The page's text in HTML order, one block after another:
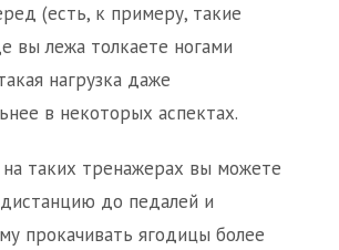
(есть, к примеру, такие
вы лежа толкаете ногами
нагрузка даже
в некоторых аспектах.
таких тренажерах вы можете
до педалей и
прокачивать ягодицы более